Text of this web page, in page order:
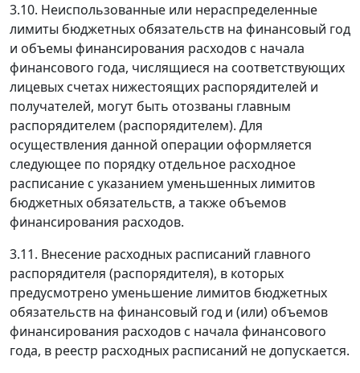
3.10. Неиспользованные или нераспределенные
лимиты бюджетных обязательств на финансовый год
и объемы финансирования расходов с начала
финансового года, числящиеся на соответствующих
лицевых счетах нижестоящих распорядителей и
получателей, могут быть отозваны главным
распорядителем (распорядителем). Для
осуществления данной операции оформляется
следующее по порядку отдельное расходное
расписание с указанием уменьшенных лимитов
бюджетных обязательств, а также объемов
финансирования расходов.
3.11. Внесение расходных расписаний главного
распорядителя (распорядителя), в которых
предусмотрено уменьшение лимитов бюджетных
обязательств на финансовый год и (или) объемов
финансирования расходов с начала финансового
года, в реестр расходных расписаний не допускается.